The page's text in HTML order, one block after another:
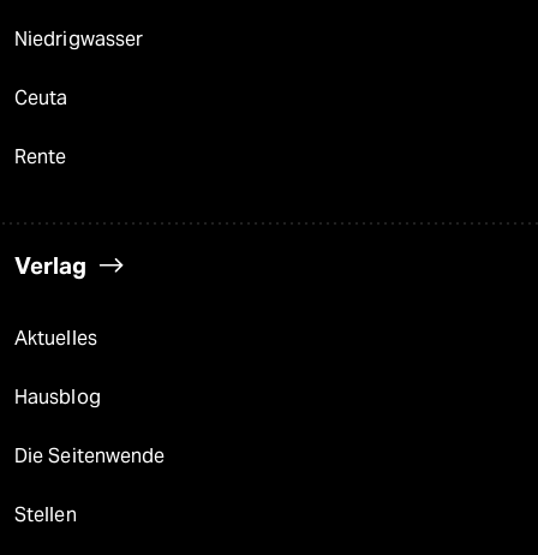
Niedrigwasser
Ceuta
Rente
Verlag
Aktuelles
Hausblog
Die Seitenwende
Stellen